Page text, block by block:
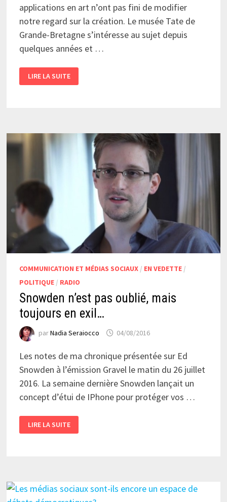
applications en art n’ont pas fini de modifier
notre regard sur la création. Le musée Tate de
Grande-Bretagne s’intéresse au sujet depuis
quelques années et …
RECOGNITION
»
OEUVRES
D’ART…
LIRE LA SUITE
COMMUNICATION ET MÉDIAS SOCIAUX/ EN VEDETTE/
POLITIQUE/ RADIO
Snowden n’est pas oublié, mais
toujours en exil…
parNadia Seraiocco 04/08/2016
Les notes de ma chronique présentée sur Ed
Snowden à l’émission Gravel le matin du 26 juillet
2016. La semaine dernière Snowden lançait un
concept d’étui de IPhone pour protéger vos …
SNOWDEN
N’EST
PAS
LIRE LA SUITE